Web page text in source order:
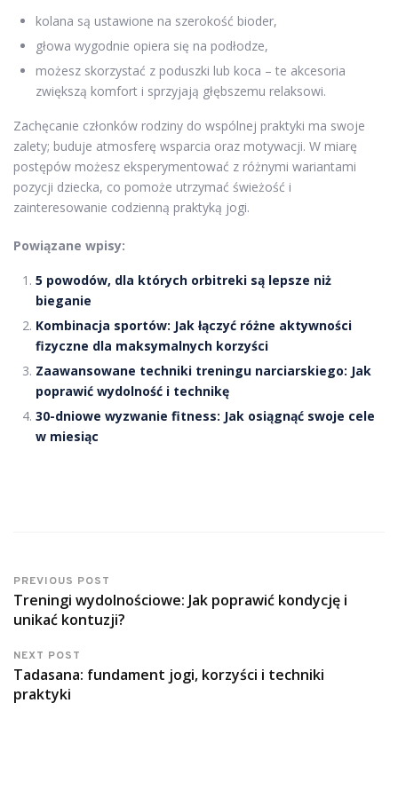
kolana są ustawione na szerokość bioder,
głowa wygodnie opiera się na podłodze,
możesz skorzystać z poduszki lub koca – te akcesoria
zwiększą komfort i sprzyjają głębszemu relaksowi.
Zachęcanie członków rodziny do wspólnej praktyki ma swoje
zalety; buduje atmosferę wsparcia oraz motywacji. W miarę
postępów możesz eksperymentować z różnymi wariantami
pozycji dziecka, co pomoże utrzymać świeżość i
zainteresowanie codzienną praktyką jogi.
Powiązane wpisy:
5 powodów, dla których orbitreki są lepsze niż
bieganie
Kombinacja sportów: Jak łączyć różne aktywności
fizyczne dla maksymalnych korzyści
Zaawansowane techniki treningu narciarskiego: Jak
poprawić wydolność i technikę
30-dniowe wyzwanie fitness: Jak osiągnąć swoje cele
w miesiąc
PREVIOUS POST
Treningi wydolnościowe: Jak poprawić kondycję i
unikać kontuzji?
NEXT POST
Tadasana: fundament jogi, korzyści i techniki
praktyki